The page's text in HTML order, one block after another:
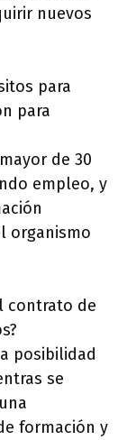
nuevos
para
para
de 30
empleo, y
organismo
contrato de
posibilidad
se
formación y